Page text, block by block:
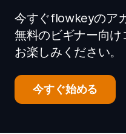
今すぐflowkeyのア
無料のビギナー向
お楽しみください。
今すぐ始める